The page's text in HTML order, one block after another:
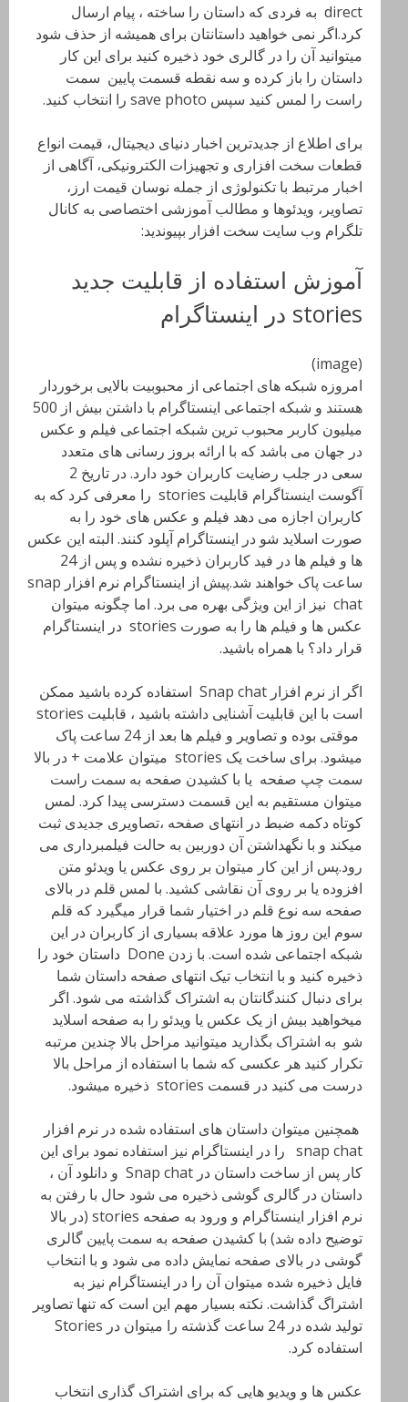
direct به فردی که داستان را ساخته ، پیام ارسال
کرد.اگر نمی خواهید داستانتان برای همیشه از حذف شود
میتوانید آن را در گالری خود ذخیره کنید برای این کار
داستان را باز کرده و سه نقطه قسمت پایین سمت
راست را لمس کنید سپس save photo را انتخاب کنید.
برای اطلاع از جدیدترین اخبار دنیای دیجیتال، قیمت انواع
قطعات سخت افزاری و تجهیزات الکترونیکی، آگاهی از
اخبار مرتبط با تکنولوژی از جمله نوسان قیمت ارز،
تصاویر، ویدئوها و مطالب آموزشی اختصاصی به کانال
تلگرام وب سایت سخت افزار بپیوندید:
آموزش استفاده از قابلیت جدید
stories در اینستاگرام
(image)
امروزه شبکه های اجتماعی از محبوبیت بالایی برخوردار
هستند و شبکه اجتماعی اینستاگرام با داشتن بیش از 500
میلیون کاربر محبوب ترین شبکه اجتماعی فیلم و عکس
در جهان می باشد که با ارائه بروز رسانی های متعدد
سعی در جلب رضایت کاربران خود دارد. در تاریخ 2
آگوست اینستاگرام قابلیت stories را معرفی کرد که به
کاربران اجازه می دهد فیلم و عکس های خود را به
صورت اسلاید شو در اینستاگرام آپلود کنند. البته این عکس
ها و فیلم ها در فید کاربران ذخیره نشده و پس از 24
ساعت پاک خواهند شد.پیش از اینستاگرام نرم افزار snap
chat نیز از این ویژگی بهره می برد. اما چگونه میتوان
عکس ها و فیلم ها را به صورت stories در اینستاگرام
قرار داد؟ با همراه باشید.
اگر از نرم افزار Snap chat استفاده کرده باشید ممکن
است با این قابلیت آشنایی داشته باشید ، قابلیت stories
موقتی بوده و تصاویر و فیلم ها بعد از 24 ساعت پاک
میشود. برای ساخت یک stories میتوان علامت + در بالا
سمت چپ صفحه یا با کشیدن صفحه به سمت راست
میتوان مستقیم به این قسمت دسترسی پیدا کرد. لمس
کوتاه دکمه ضبط در انتهای صفحه ،تصاویری جدیدی ثبت
میکند و با نگهداشتن آن دوربین به حالت فیلمبرداری می
رود.پس از این کار میتوان بر روی عکس یا ویدئو متن
افزوده یا بر روی آن نقاشی کشید. با لمس قلم در بالای
صفحه سه نوع قلم در اختیار شما قرار میگیرد که قلم
سوم این روز ها مورد علاقه بسیاری از کاربران در این
شبکه اجتماعی شده است. با زدن Done داستان خود را
ذخیره کنید و با انتخاب تیک انتهای صفحه داستان شما
برای دنبال کنندگانتان به اشتراک گذاشته می شود. اگر
میخواهید بیش از یک عکس یا ویدئو را به صفحه اسلاید
شو به اشتراک بگذارید میتوانید مراحل بالا چندین مرتبه
تکرار کنید هر عکسی که شما با استفاده از مراحل بالا
درست می کنید در قسمت stories ذخیره میشود.
همچنین میتوان داستان های استفاده شده در نرم افزار
snap chat را در اینستاگرام نیز استفاده نمود برای این
کار پس از ساخت داستان در Snap chat و دانلود آن ،
داستان در گالری گوشی ذخیره می شود حال با رفتن به
نرم افزار اینستاگرام و ورود به صفحه stories (در بالا
توضیح داده شد) با کشیدن صفحه به سمت پایین گالری
گوشی در بالای صفحه نمایش داده می شود و با انتخاب
فایل ذخیره شده میتوان آن را در اینستاگرام نیز به
اشتراگ گذاشت. نکته بسیار مهم این است که تنها تصاویر
تولید شده در 24 ساعت گذشته را میتوان در Stories
استفاده کرد.
عکس ها و ویدیو هایی که برای اشتراک گذاری انتخاب